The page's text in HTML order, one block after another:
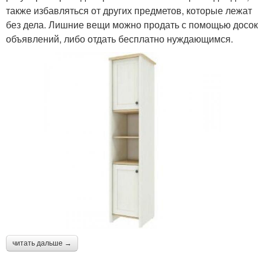
также избавляться от других предметов, которые лежат
без дела. Лишние вещи можно продать с помощью досок
объявлений, либо отдать бесплатно нуждающимся.
читать дальше →